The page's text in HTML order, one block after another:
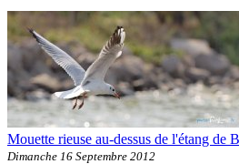
Mouette rieuse au-dessus de l'étang de
Dimanche 16 Septembre 2012